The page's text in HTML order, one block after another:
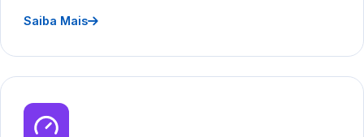
Saiba Mais